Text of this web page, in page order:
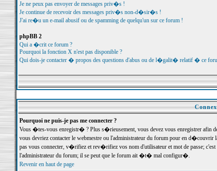
Je ne peux pas envoyer de messages priv�s !
Je continue de recevoir des messages priv�s non-d�sir�s !
J'ai re�u un e-mail abusif ou de spamming de quelqu'un sur ce forum !
phpBB 2
Qui a �crit ce forum ?
Pourquoi la fonction X n'est pas disponible ?
Qui dois-je contacter � propos des questions d'abus ou de l�galit� relatif � ce
Pourquoi ne puis-je pas me connecter ?
Vous �tes-vous enregistr� ? Plus s�rieusement, vous devez vous enregistrer
vous devriez contacter le webmestre ou l'administrateur du forum pour en
pas vous connecter, v�rifiez et rev�rifiez vos nom d'utilisateur et mot de passe;
l'administrateur du forum; il se peut que le forum ait �t� mal configur�.
Revenir en haut de page